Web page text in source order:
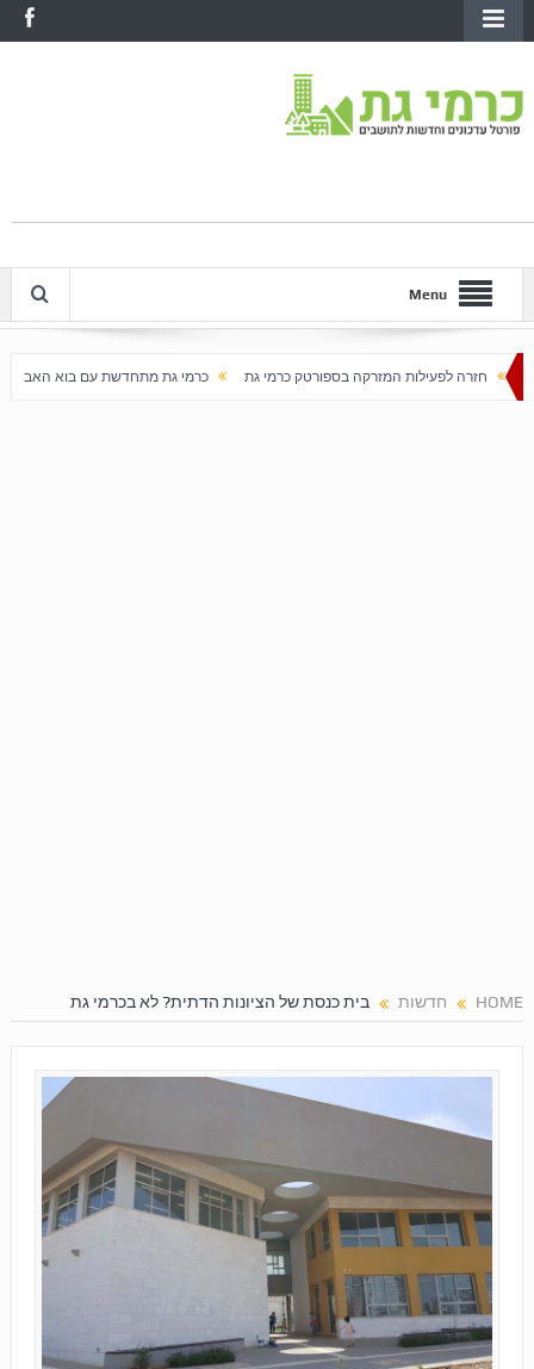
Menu
המזרקה בספורטק כרמי גת כרמי גת מתחדשת עם בוא האביב עלייה חדה במחירי
HOME חדשות בית כנסת של הציונות הדתית? לא בכרמי גת